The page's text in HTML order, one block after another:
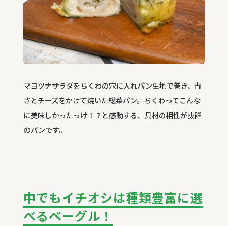
マヨツナサラダをちくわの穴に入れパン生地で巻き、青
さとチーズをかけて焼いた総菜パン。ちくわってこんな
に美味しかったっけ！？と感動する、具材の相性が抜群
のパンです。
中でもイチオシは種類豊富に選
べるベーグル！